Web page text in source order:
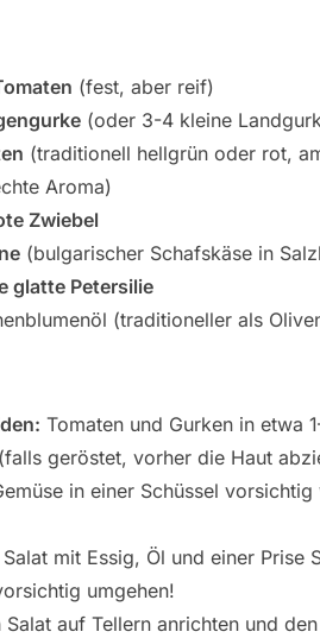
(fest, aber reif)
(oder 3-4 kleine
(traditionell hellgrün oder rot,
Aroma)
Zwiebel
(bulgarischer Schafskäse in
glatte Petersilie
(traditioneller als
Tomaten und Gurken in etwa
geröstet, vorher die Haut
in einer Schüssel
Salat mit Essig, Öl und einer Prise
umgehen!
Salat auf Tellern anrichten und